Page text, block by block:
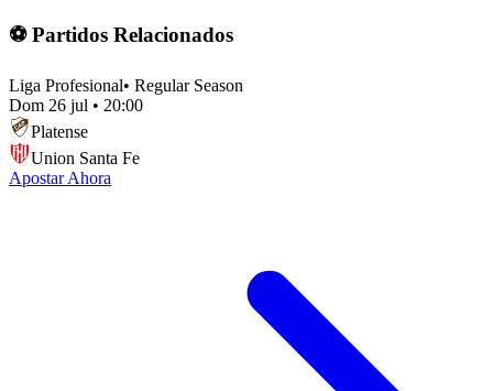
⚽ Partidos Relacionados
Liga Profesional• Regular Season
Dom 26 jul • 20:00
Platense
Union Santa Fe
Apostar Ahora